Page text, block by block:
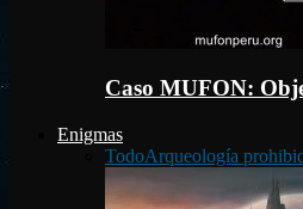
Caso MUFON:
Enigmas
TodoArqueología